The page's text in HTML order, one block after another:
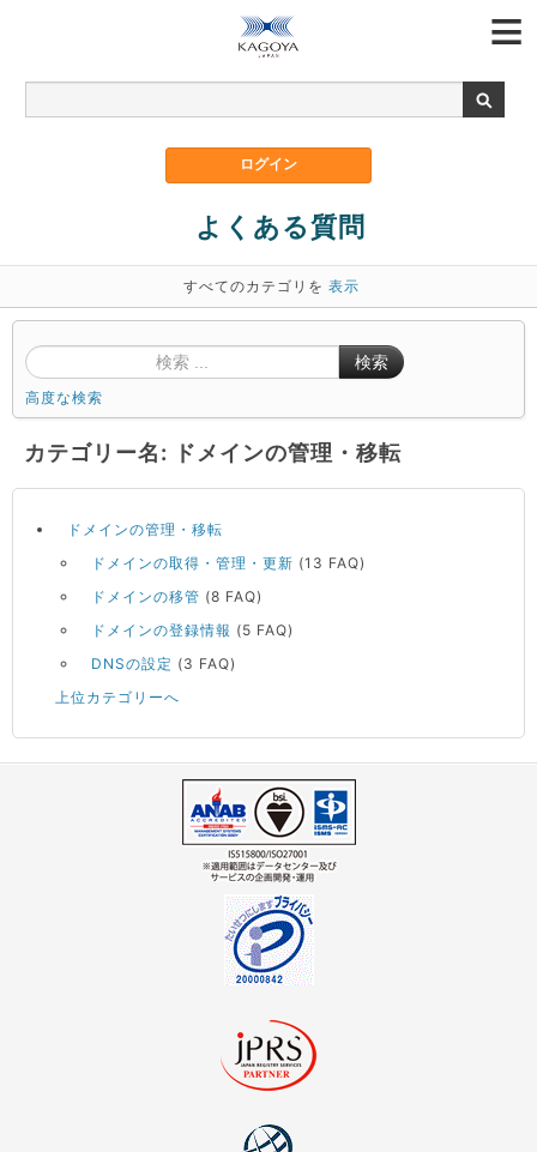
よくある質問
すべてのカテゴリを 表示
検索
高度な検索
カテゴリー名: ドメインの管理・移転
ドメインの管理・移転
ドメインの取得・管理・更新 (13 FAQ)
ドメインの移管 (8 FAQ)
ドメインの登録情報 (5 FAQ)
DNSの設定 (3 FAQ)
上位カテゴリーへ